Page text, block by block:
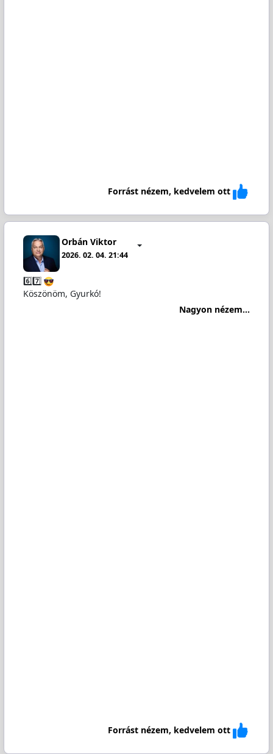
Forrást nézem, kedvelem ott
Orbán Viktor
2026. 02. 04. 21:44
6️⃣7️⃣
Köszönöm, Gyurkó!
Nagyon nézem...
Forrást nézem, kedvelem ott